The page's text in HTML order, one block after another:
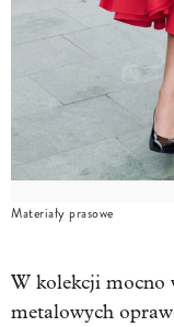
Materiały prasowe
W kolekcji mocno
metalowych